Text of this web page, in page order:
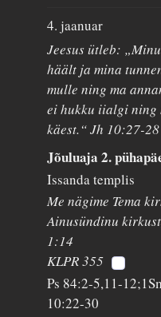
4. jaanuar
Jeesus ütleb:
häält ja mina
mulle ning ma
ei hukku iialgi ning
käest.“ Jh 10:27-28
Jõuluaja 2.
Issanda templis
Me nägime Tema
Ainusündinu
1:14
KLPR 355
Ps 84:2-5,11-
10:22-30